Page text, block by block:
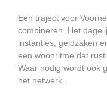
Een traject voor
combineren. Het
instanties, geldzaken
een woonritme dat
Waar nodig wordt ook
het netwerk.